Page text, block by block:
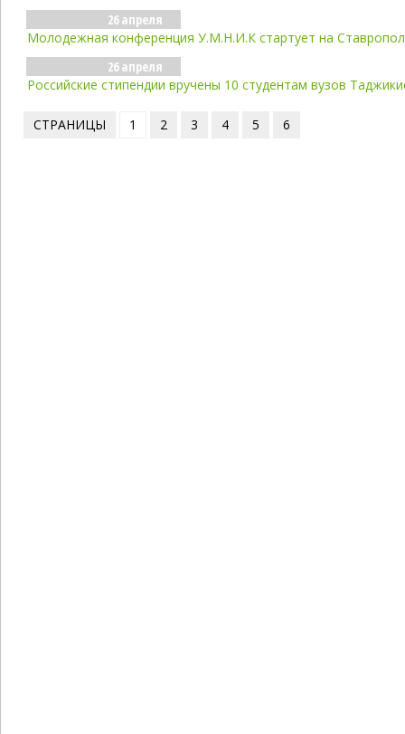
26 апреля
Молодежная конференция У.М.Н.И.К стартует на
26 апреля
Российские стипендии вручены 10 студентам вузов
СТРАНИЦЫ 1 2 3 4 5 6